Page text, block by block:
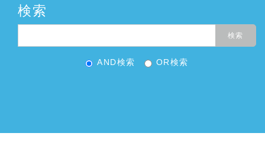
検索
AND検索 OR検索